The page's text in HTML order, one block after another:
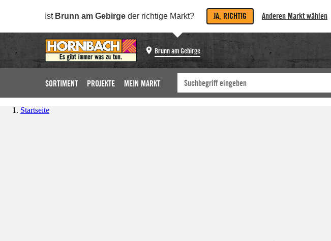
Ist Brunn am Gebirge der richtige Markt? JA, RICHTIG Anderen Markt wählen
Brunn am Gebirge
SORTIMENT PROJEKTE MEIN MARKT
Startseite